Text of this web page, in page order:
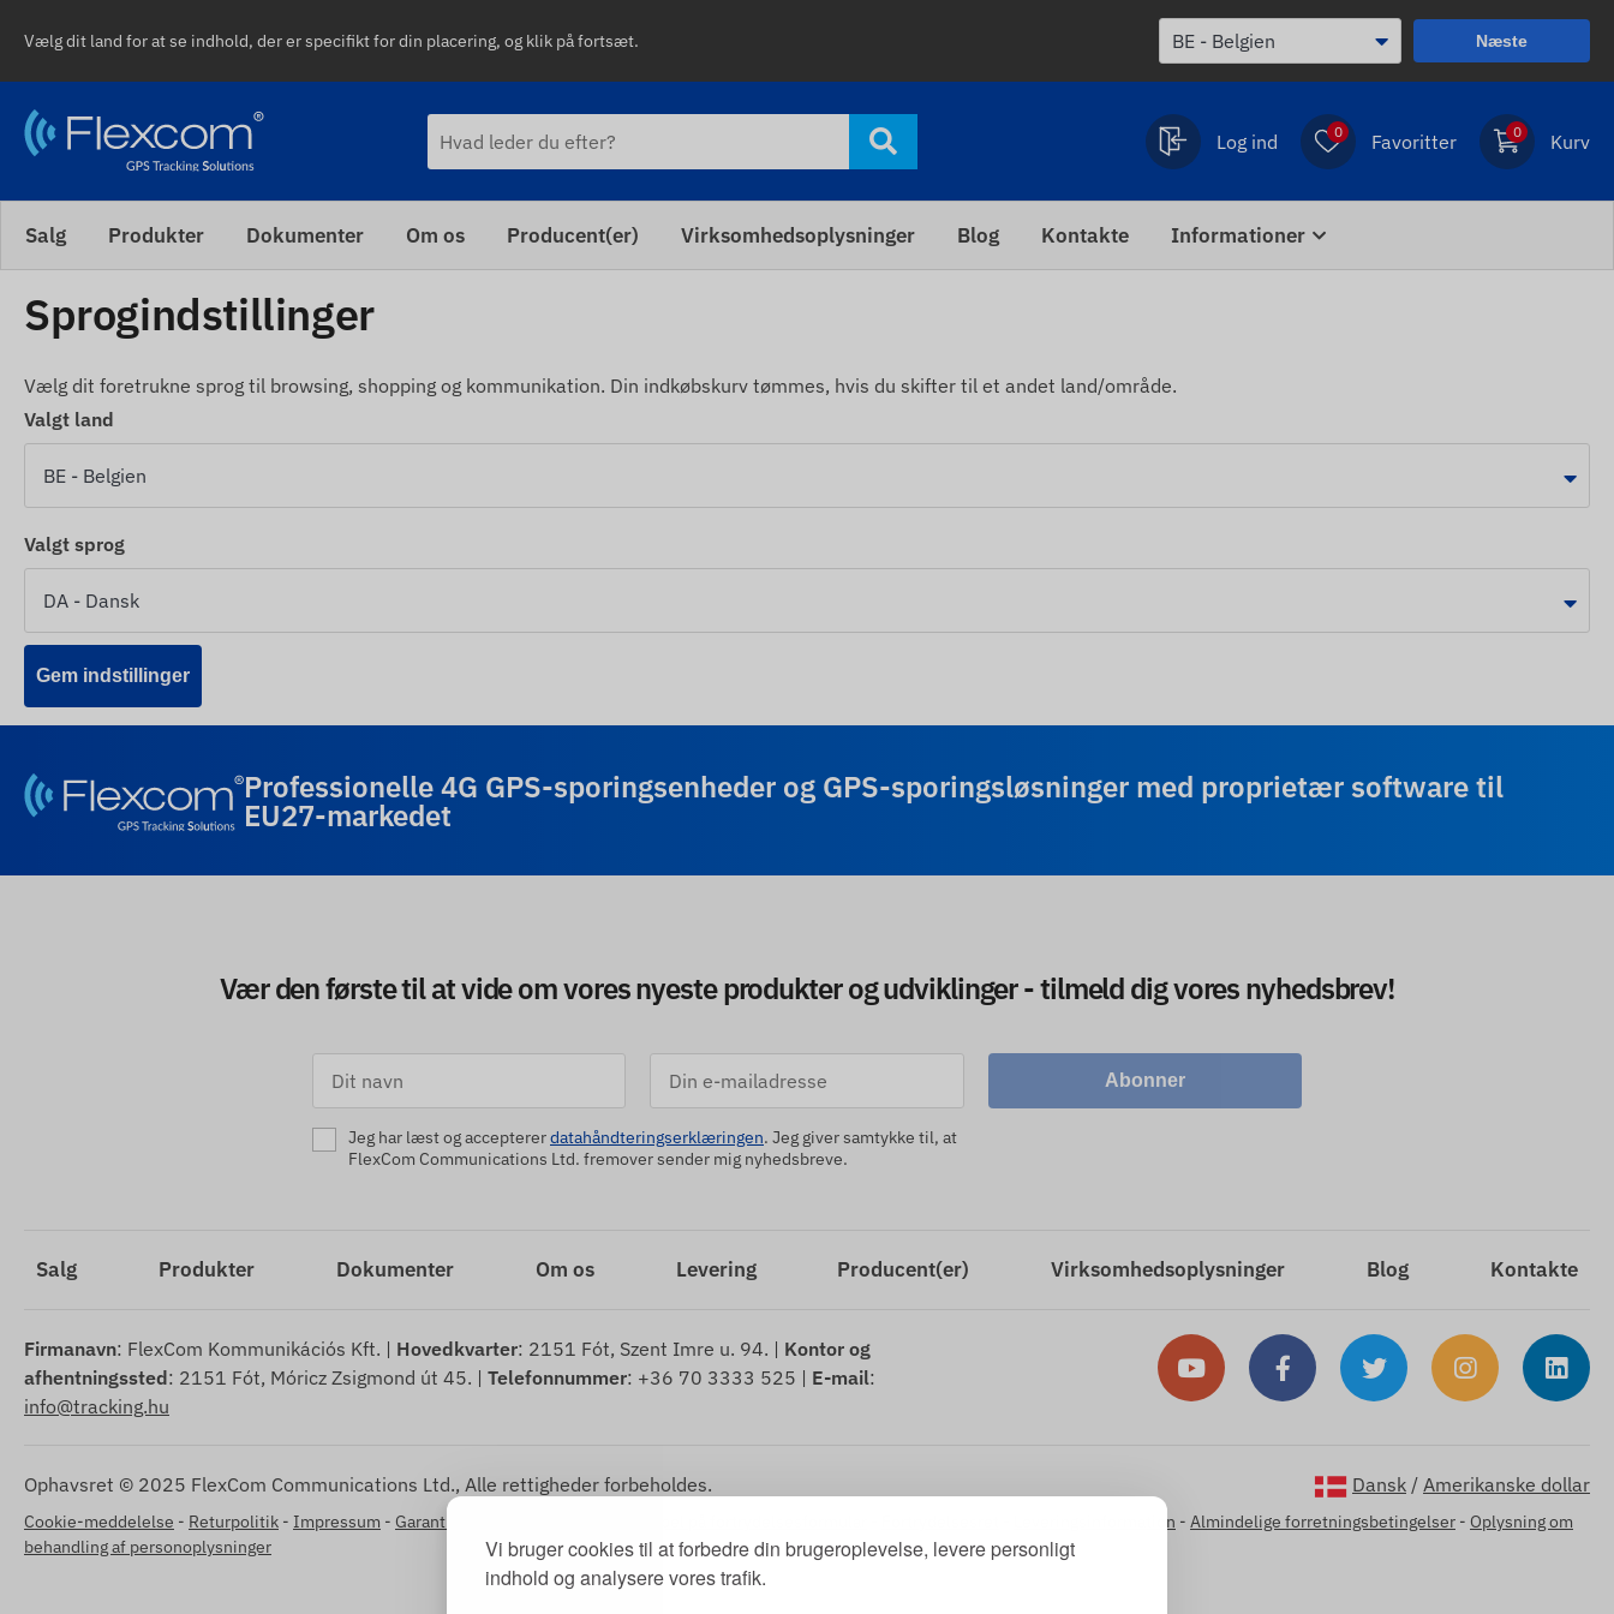
Vi bruger cookies til at forbedre din brugeroplevelse, levere personligt
indhold og analysere vores trafik.
Vælg dit land for at se indhold, der er specifikt for din placering, og klik på fortsæt. Næste
Log ind 0 Favoritter 0 Kurv
Salg Produkter Dokumenter Om os Producent(er) Virksomhedsoplysninger Blog Kontakte Informationer
Sprogindstillinger
Vælg dit foretrukne sprog til browsing, shopping og kommunikation. Din indkøbskurv tømmes, hvis du skifter til et andet land/område.
Valgt land
Valgt sprog
Gem indstillinger
Professionelle 4G GPS-sporingsenheder og GPS-sporingsløsninger med proprietær software til
EU27-markedet
Vær den første til at vide om vores nyeste produkter og udviklinger - tilmeld dig vores nyhedsbrev!
Abonner
Jeg har læst og acceptererdatahåndteringserklæringen. Jeg giver samtykke til, at
FlexCom Communications Ltd. fremover sender mig nyhedsbreve.
Salg Produkter Dokumenter Om os Levering Producent(er) Virksomhedsoplysninger Blog Kontakte
Firmanavn: FlexCom Kommunikációs Kft. | Hovedkvarter: 2151 Fót, Szent Imre u. 94. | Kontor og
afhentningssted: 2151 Fót, Móricz Zsigmond út 45. | Telefonnummer: +36 70 3333 525 | E-mail:
info@tracking.hu
Ophavsret © 2025 FlexCom Communications Ltd., Alle rettigheder forbeholdes. Dansk / Amerikanske dollar
Cookie-meddelelse - Returpolitik - Impressum - Garanti og reklamationsret Leveringsinformation - Almindelige forretningsbetingelser - Oplysning om
behandling af personoplysninger